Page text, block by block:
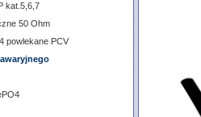
kat.5,6,7
50 Ohm
powlekane PCV